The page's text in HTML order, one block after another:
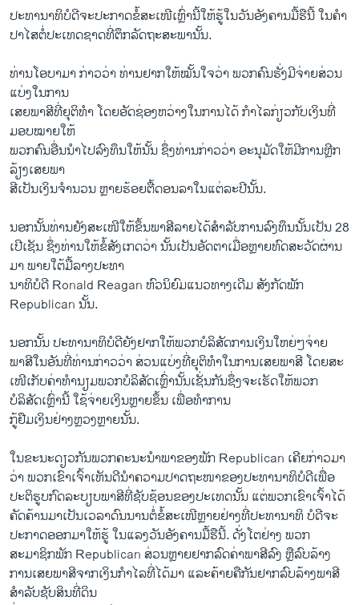
ປະທານາທິບໍດີ​ຈະ​ປະກາດ​ຂໍ້​ສະ​ເໜີ​ເຫຼົ່າ​ນີ້ໃຫ້​ຮູ້​ໃນ​ວັນ​ອັງຄານ​ມື້ຮື​ນີ້ ​ໃນ​ຄຳ​
ປາ​ໄສ​ຕໍ່​ປະ​ເທດ​ຊາດ​ທີ່​ຕຶກ​ລັດຖະສະພານັ້ນ.
ທ່ານ​ໂອ​ບາ​ມາ ກ່າວ​ວ່າ ທ່ານ​ຢາກ​ໃຫ້​ໝັ້ນ​ໃຈ​ວ່າ ພວກ​ຄົນ​ຮັ່ງມີ​ຈ່າຍ​ສ່ວນ​
ແບ່ງ​ໃນ​ການ
ເສຍພາສີ​ທີ່​ຍຸຕິ​ທຳ ​ໂດຍ​ອັດ​ຊ່ອງ​ຫວ່າງ​ໃນ​ການ​ໄດ້ ກຳ​ໄລ​ກ່ຽວ​ກັບ​ເງິນ​ທີ່​
ມອບ​ໝາຍໃຫ້
ພວກ​ຄົນອື່ນ​ນຳໄປລົງທຶນໃຫ້​ນັ້ນ ຊຶ່ງ​ທ່ານກ່າວ​ວ່າ ອະນຸມັດ​ໃຫ້​ມີ​ການ​ຫຼີ​ກ
ລ້ຽງ​ເສຍ​ພາ
ສີ​ເປັນ​ເງິນ​ຈຳນວນ ​ຫຼາຍຮ້ອຍ​ຕື້​ດອນ​ລາ​ໃນ​ແຕ່ລະ​ປີ​ນັ້ນ.
ນອກ​ນັ້ນ​ທ່ານ​ຍັງ​ສະ​ເໜີ​ໃຫ້​ຂຶ້ນ​ພາສີ​ລາຍ​ໄດ້​ສຳລັບ​ການ​ລົງທຶນ​ນັ້ນ​ເປັນ 28
​ເປີ​ເຊັນ ຊຶ່ງ​ທ່ານ​ໃຫ້​ຂໍ້​ສັງ​ເກດ​ວ່າ ນັ້ນ​ເປັນ​ອັດຕາ​ເມື່ອ​ຫຼາຍ​ທົດ​ສະ​ວັດ​ຜ່ານ​
ມາ ພາຍ​ໃຕ້​ມື້​ລາງ​ປະທາ
ນາທິບໍດີ Ronald Reagan ຫົວ​ນິຍົມ​ແນວທາງ​ເດີມ ສັງກັດ​ພັກ
Republican ນັ້ນ.
ນອກນັ້ນ ປະທານາທິບໍດີ​ຍັງ​ຢາກ​ໃຫ້​ພວກ​ບໍລິສັດ​ການ​ເງິນ​ໃຫຍ່ໆ​ຈ່າຍ​
ພາສີ​ໃນ​ອັນ​ທີ່​ທ່ານ​ກ່າວ​ວ່າ ສ່ວນ​ແບ່ງ​ທີ່​ຍຸຕິ​ທຳ​ໃນ​ການ​ເສຍພາສີ ​ໂດຍ​ສະ​
ເໜີ​ເກັບ​ຄ່າ​ທຳນຽມພວກ​ບໍລິສັດ​ເຫຼົ່າ​ນັ້ນ​ເຊັ່ນ​ກັນຊຶ່ງ​ຈະ​ເຮັດ​ໃຫ້ພວກ​
ບໍລິສັດ​ເຫຼົ່າ​ນີ້ ໃຊ້​ຈ່າຍ​ເງິນຫຼາຍ​ຂຶ້ນ ​ເພື່ອ​ທຳ​ການ
​ກູ້​ຢືມ​ເງິນ​ຢ່າງຫຼວງ​ຫຼາຍ​ນັ້ນ.
​ໃນ​ຂະນະ​ດຽວ​ກັນ​ພວກ​ຄະນະ​ນຳພາ​ຂອງພັກ Republican ​ເຄີຍ​ກ່າວ​ມາ​
ວ່າ ພວກ​ເຂົາ​ເຈົ້າ​ເຫັນ​ດີ​ນຳ​ຄວາມ​ປາດ​ຖະໜາ​ຂອງ​ປະທານາທິບໍດີ​ເພື່ອ​
ປະຕິ​ຮູບ​ກົດ​ລະບຽບ​ພາສີ​ທີ່​ຊັບຊ້ອນ​ຂອງ​ປະ​ເທດ​ນັ້ນ ​ແຕ່​ພວກ​ເຂົາ​ເຈົ້າ​ໄດ້​
ຄັດຄ້ານ​ມາ​ເປັນ​ເວລາ​ດົນ​ນານ​ຕໍ່​ຂໍ້​ສະ​ເໜີ​ຫຼາຍ​ຢ່າງ​ທີ່​ປະທານາ​ທິ ບໍດີ​ຈະ​
ປະກາດ​ອອກ​ມາ​ໃຫ້​ຮູ້ ​ໃນ​ແລງ​ວັນ​ອັງຄານ​ມື້ຮື​ນີ້. ດັ່ງ​ໂຕ​ຢ່າງ ພວກ​
ສະມາຊິກ​ພັກ Republican ສ່ວນ​ຫຼາຍ​ຢາກ​ລົດ​ຄ່າ​ພາສີ​ລົງ ຫຼື​ລົບ​ລ້າງ​
ການ​ເສຍ​ພາສີ​ຈາກ​ເງິນ​ກຳ​ໄລ​ທີ່​ໄດ້​ມາ ​ແລະ​ຄ້າຍຄື​ກັນ​ຢາກ​ລົບ​ລ້າງ​ພາສີ​
ສຳ​ລັບຊັບ​ສິນ​ທີ່​ດິນ